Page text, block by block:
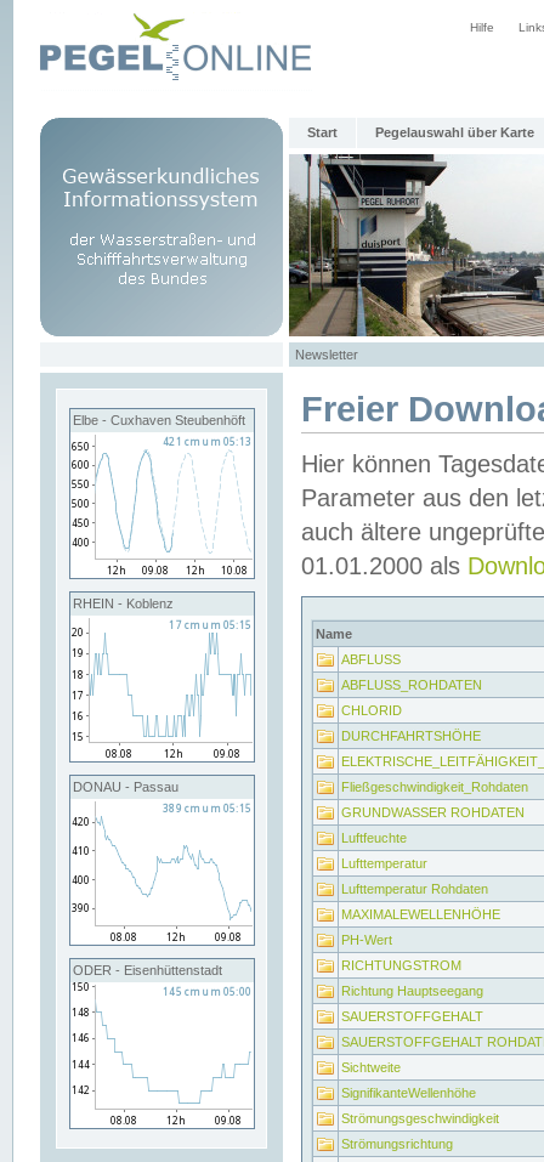
Hilfe
Start Pegelauswahl über Karte
Newsletter
Elbe - Cuxhaven Steubenhöft
RHEIN - Koblenz
DONAU - Passau
ODER - Eisenhüttenstadt
Freier
Hier können
Parameter aus den
auch ältere
01.01.2000 als
Name
ABFLUSS
ABFLUSS_ROHDATEN
CHLORID
DURCHFAHRTSHÖHE
Fließgeschwindigkeit_Rohdaten
GRUNDWASSER ROHDATEN
Luftfeuchte
Lufttemperatur
Lufttemperatur Rohdaten
MAXIMALEWELLENHÖHE
PH-Wert
RICHTUNGSTROM
Richtung Hauptseegang
SAUERSTOFFGEHALT
SAUERSTOFFGEHALT
Sichtweite
SignifikanteWellenhöhe
Strömungsgeschwindigkeit
Strömungsrichtung